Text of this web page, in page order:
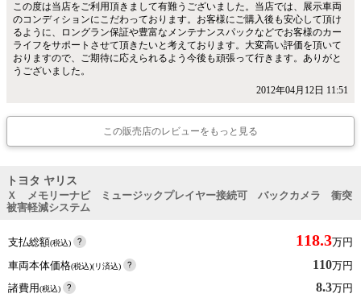
この度は当店をご利用頂きまして有難うございました。当店では、展示車両
のコンディションにこだわっております。お客様にご購入後も安心して頂け
るように、ロングラン保証や豊富なメンテナンスパックなどでお客様のカー
ライフをサポートさせて頂きたいと考えております。大変高い評価を頂いて
おりますので、ご期待に応えられるよう今後も頑張って行きます。ありがと
うございました。
2012年04月12日 11:51
この販売店のレビューをもっと見る
トヨタ ヤリス
Ｘ メモリーナビ ミュージックプレイヤー接続可 バックカメラ 衝突
被害軽減システム
支払総額(税込) 118.3万円
車両本体価格(税込)(リ済込) 110万円
諸費用(税込) 8.3万円